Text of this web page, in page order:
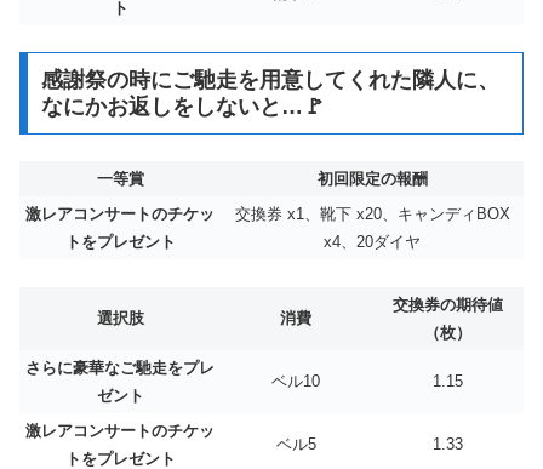
ト
感謝祭の時にご馳走を用意してくれた隣人に、
なにかお返しをしないと…🚩
一等賞
初回限定の報酬
激レアコンサートのチケッ
トをプレゼント
交換券 x1、靴下 x20、キャンディBOX
x4、20ダイヤ
選択肢 消費
交換券の期待値
（枚）
さらに豪華なご馳走をプレ
ゼント
ベル10 1.15
激レアコンサートのチケッ
トをプレゼント
ベル5 1.33